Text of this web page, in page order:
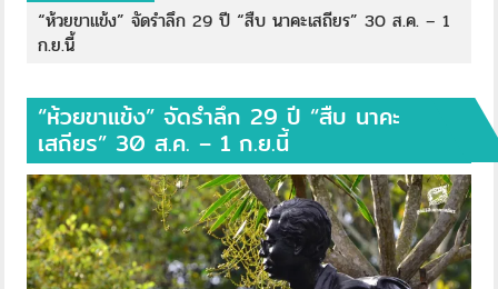
“ห้วยขาแข้ง” จัดรำลึก 29 ปี “สืบ นาคะเสถียร” 30 ส.ค. – 1
ก.ย.นี้
“ห้วยขาแข้ง” จัดรำลึก 29 ปี “สืบ นาคะ
เสถียร” 30 ส.ค. – 1 ก.ย.นี้